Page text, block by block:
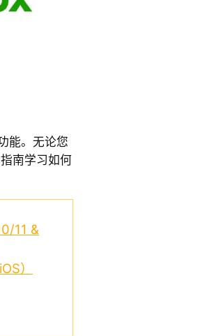
能。无论您
南学习如何
11 &
）